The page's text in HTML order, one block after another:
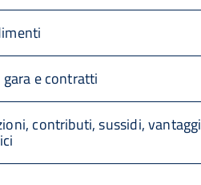
e contratti
contributi, sussidi, vantaggi